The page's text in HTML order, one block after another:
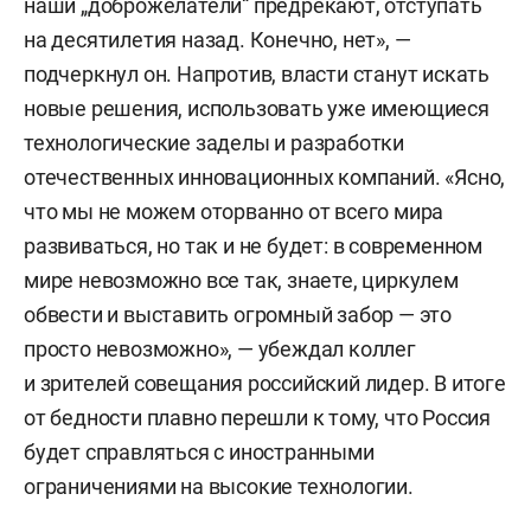
наши „доброжелатели“ предрекают, отступать
на десятилетия назад. Конечно, нет», —
подчеркнул он. Напротив, власти станут искать
новые решения, использовать уже имеющиеся
технологические заделы и разработки
отечественных инновационных компаний. «Ясно,
что мы не можем оторванно от всего мира
развиваться, но так и не будет: в современном
мире невозможно все так, знаете, циркулем
обвести и выставить огромный забор — это
просто невозможно», — убеждал коллег
и зрителей совещания российский лидер. В итоге
от бедности плавно перешли к тому, что Россия
будет справляться с иностранными
ограничениями на высокие технологии.